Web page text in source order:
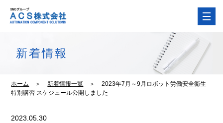
新着情報
ホーム ＞ 新着情報一覧 ＞
2023年7月～9月ロボット労働安全衛生
特別講習 スケジュール公開しました
2023.05.30